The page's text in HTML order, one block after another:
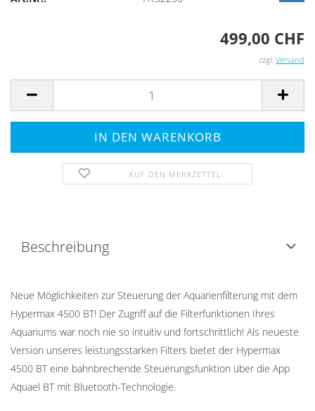
499,00 CHF
zzgl. Versand
AUF DEN MERKZETTEL
Beschreibung
Neue Möglichkeiten zur Steuerung der Aquarienfilterung mit dem
Hypermax 4500 BT! Der Zugriff auf die Filterfunktionen Ihres
Aquariums war noch nie so intuitiv und fortschrittlich! Als neueste
Version unseres leistungsstarken Filters bietet der Hypermax
4500 BT eine bahnbrechende Steuerungsfunktion über die App
Aquael BT mit Bluetooth-Technologie.